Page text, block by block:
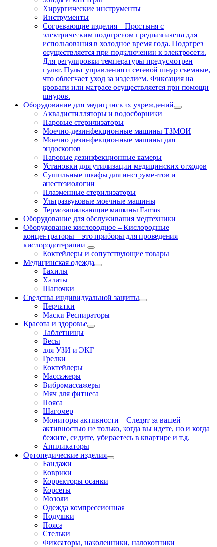
Хирургические инструменты
Инструменты
Согревающие изделия – Простыня с
электрическим подогревом предназначена для
использования в холодное время года. Подогрев
осуществляется при подключении к электросети.
Для регулировки температуры предусмотрен
пульт. Пульт управления и сетевой шнур съемные,
что облегчает уход за изделием. Фиксация на
кровати или матрасе осуществляется при помощи
шнуров.
Оборудование для медицинских учреждений
Аквадистилляторы и водосборники
Паровые стерилизаторы
Моечно-дезинфекционные машины ТЗМОИ
Моечно-дезинфекционные машины для
эндоскопов
Паровые дезинфекционные камеры
Установки для утилизации медицинских отходов
Сушильные шкафы для инструментов и
анестезиологии
Плазменные стерилизаторы
Ультразвуковые моечные машины
Термозапаивающие машины Famos
Оборудование для обслуживания медтехники
Оборудование кислородное – Кислородные
концентраторы – это приборы для проведения
кислородотерапии.
Коктейлеры и сопутствующие товары
Медицинская одежда
Бахилы
Халаты
Шапочки
Средства индивидуальной защиты
Перчатки
Маски Респираторы
Красота и здоровье
Таблетницы
Весы
для УЗИ и ЭКГ
Грелки
Коктейлеры
Массажеры
Вибромассажеры
Мяч для фитнеса
Пояса
Шагомер
Мониторы активности – Следят за вашей
активностью не только, когда вы идете, но и когда
бежите, сидите, убираетесь в квартире и т.д.
Аппликаторы
Ортопедические изделия
Бандажи
Коврики
Корректоры осанки
Корсеты
Мозоли
Одежда компрессионная
Подушки
Пояса
Стельки
Фиксаторы, наколенники, налокотники